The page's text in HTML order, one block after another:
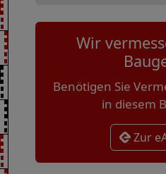
Wir
Benötigen Sie
in diesem
Zur